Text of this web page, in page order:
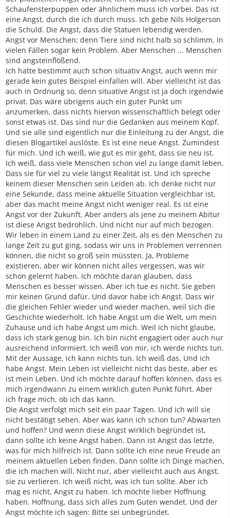
Schaufensterpuppen oder ähnlichem muss ich vorbei. Das ist
eine Angst, durch die ich durch muss. Ich gebe Nils Holgerson
die Schuld. Die Angst, dass die Statuen lebendig werden.
Angst vor Menschen; denn Tiere sind nicht halb so schlimm. In
vielen Fällen sogar kein Problem. Aber Menschen ... Menschen
sind angsteinflößend.
Ich hatte bestimmt auch schon situativ Angst, auch wenn mir
gerade kein gutes Beispiel einfallen will. Aber vielleicht ist das
auch in Ordnung so, denn situative Angst ist ja doch irgendwie
privat. Das wäre übrigens auch ein guter Punkt um
anzumerken, dass nichts hiervon wissenschaftlich belegt oder
sonst etwas ist. Das sind nur die Gedanken aus meinem Kopf.
Und sie alle sind eigentlich nur die Einleitung zu der Angst, die
diesen Blogartikel auslöste. Es ist eine neue Angst. Zumindest
für mich. Und ich weiß, wie gut es mir geht, dass sie neu ist.
Ich weiß, dass viele Menschen schon viel zu lange damit leben.
Dass sie für viel zu viele längst Realität ist. Und ich spreche
keinem dieser Menschen sein Leiden ab. Ich denke nicht nur
eine Sekunde, dass meine aktuelle Situation vergleichbar ist,
aber das macht meine Angst nicht weniger real. Es ist eine
Angst vor der Zukunft. Aber anders als jene zu meinem Abitur
ist diese Angst bedrohlich. Und nicht nur auf mich bezogen.
Wir leben in einem Land zu einer Zeit, als es den Menschen zu
lange Zeit zu gut ging, sodass wir uns in Problemen verrennen
können, die nicht so groß sein müssten. Ja, Probleme
existieren, aber wir können nicht alles vergessen, was wir
schon gelernt haben. Ich möchte daran glauben, dass
Menschen es besser wissen. Aber ich tue es nicht. Sie geben
mir keinen Grund dafür. Und davor habe ich Angst. Dass wir
die gleichen Fehler wieder und wieder machen, weil sich die
Geschichte wiederholt. Ich habe Angst um die Welt, um mein
Zuhause und ich habe Angst um mich. Weil ich nicht glaube,
dass ich stark genug bin. Ich bin nicht engagiert oder auch nur
ausreichend informiert. Ich weiß von mir, ich werde nichts tun.
Mit der Aussage, ich kann nichts tun. Ich weiß das. Und ich
habe Angst. Mein Leben ist vielleicht nicht das beste, aber es
ist mein Leben. Und ich möchte darauf hoffen können, dass es
mich irgendwann zu einem wirklich guten Punkt führt. Aber
ich frage mich, ob ich das kann.
Die Angst verfolgt mich seit ein paar Tagen. Und ich will sie
nicht bestätigt sehen. Aber was kann ich schon tun? Abwarten
und hoffen? Und wenn diese Angst wirklich begründet ist,
dann sollte ich keine Angst haben. Dann ist Angst das letzte,
was für mich hilfreich ist. Dann sollte ich eine neue Freude an
meinem aktuellen Leben finden. Dann sollte ich Dinge machen,
die ich machen will. Nicht nur, aber vielleicht auch aus Angst,
sie zu verlieren. Ich weiß nicht, was ich tun sollte. Aber ich
mag es nicht, Angst zu haben. Ich möchte lieber Hoffnung
haben. Hoffnung, dass sich alles zum Guten wendet. Und der
Angst möchte ich sagen: Bitte sei unbegründet.